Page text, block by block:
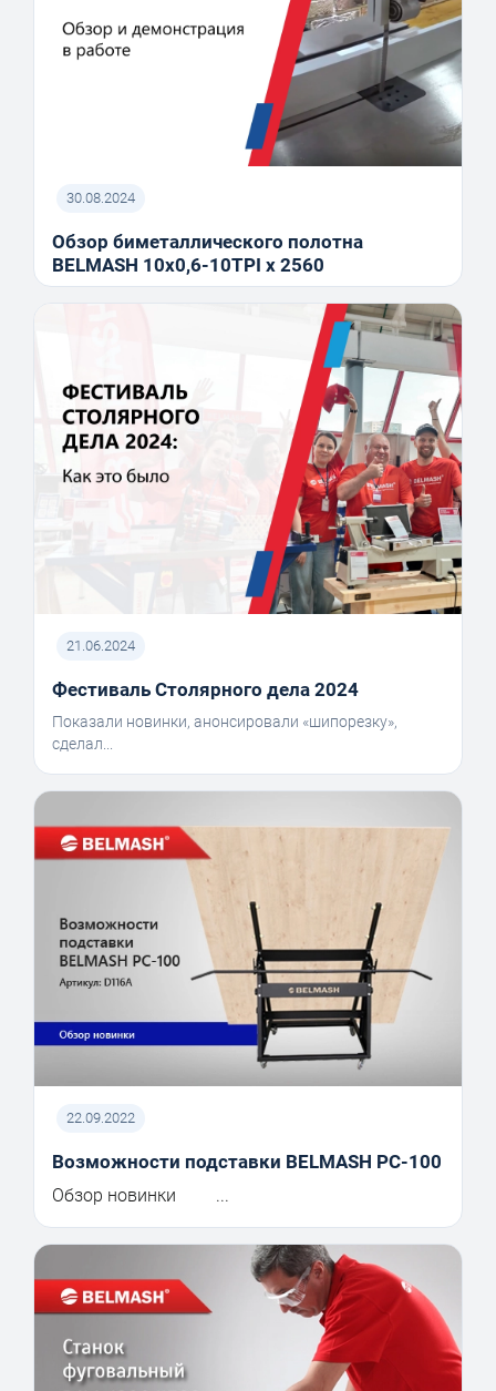
30.08.2024
Обзор биметаллического полотна
BELMASH 10x0,6-10TPI x 2560
21.06.2024
Фестиваль Столярного дела 2024
Показали новинки, анонсировали «шипорезку»,
сделал...
22.09.2022
Возможности подставки BELMASH PC-100
Обзор новинки ...